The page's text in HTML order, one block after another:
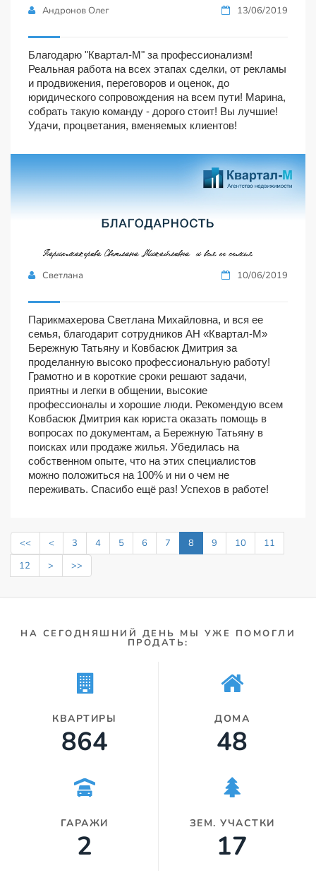
Андронов Олег 13/06/2019
Благодарю "Квартал-М" за профессионализм!
Реальная работа на всех этапах сделки, от рекламы
и продвижения, переговоров и оценок, до
юридического сопровождения на всем пути! Марина,
собрать такую команду - дорого стоит! Вы лучшие!
Удачи, процветания, вменяемых клиентов!
Светлана 10/06/2019
Парикмахерова Светлана Михайловна, и вся ее
семья, благодарит сотрудников АН «Квартал-М»
Бережную Татьяну и Ковбасюк Дмитрия за
проделанную высоко профессиональную работу!
Грамотно и в короткие сроки решают задачи,
приятны и легки в общении, высокие
профессионалы и хорошие люди. Рекомендую всем
Ковбасюк Дмитрия как юриста оказать помощь в
вопросах по документам, а Бережную Татьяну в
поисках или продаже жилья. Убедилась на
собственном опыте, что на этих специалистов
можно положиться на 100% и ни о чем не
переживать. Спасибо ещё раз! Успехов в работе!
<< < 3 4 5 6 7 8 9 10
11
12
> >>
НА СЕГОДНЯШНИЙ ДЕНЬ МЫ УЖЕ ПОМОГЛИ
ПРОДАТЬ:
КВАРТИРЫ
960
ДОМА
53
ГАРАЖИ
2
ЗЕМ. УЧАСТКИ
19